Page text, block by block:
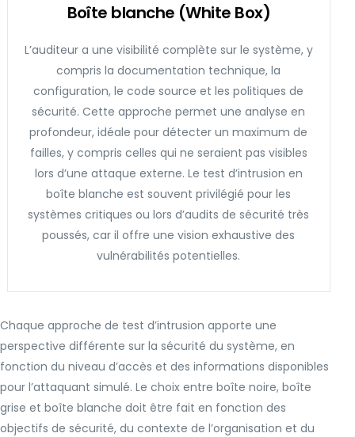
Boîte blanche (White Box)
L’auditeur a une visibilité complète sur le système, y
compris la documentation technique, la
configuration, le code source et les politiques de
sécurité. Cette approche permet une analyse en
profondeur, idéale pour détecter un maximum de
failles, y compris celles qui ne seraient pas visibles
lors d’une attaque externe. Le test d’intrusion en
boîte blanche est souvent privilégié pour les
systèmes critiques ou lors d’audits de sécurité très
poussés, car il offre une vision exhaustive des
vulnérabilités potentielles.
Chaque approche de test d’intrusion apporte une
perspective différente sur la sécurité du système, en
fonction du niveau d’accès et des informations disponibles
pour l’attaquant simulé. Le choix entre boîte noire, boîte
grise et boîte blanche doit être fait en fonction des
objectifs de sécurité, du contexte de l’organisation et du